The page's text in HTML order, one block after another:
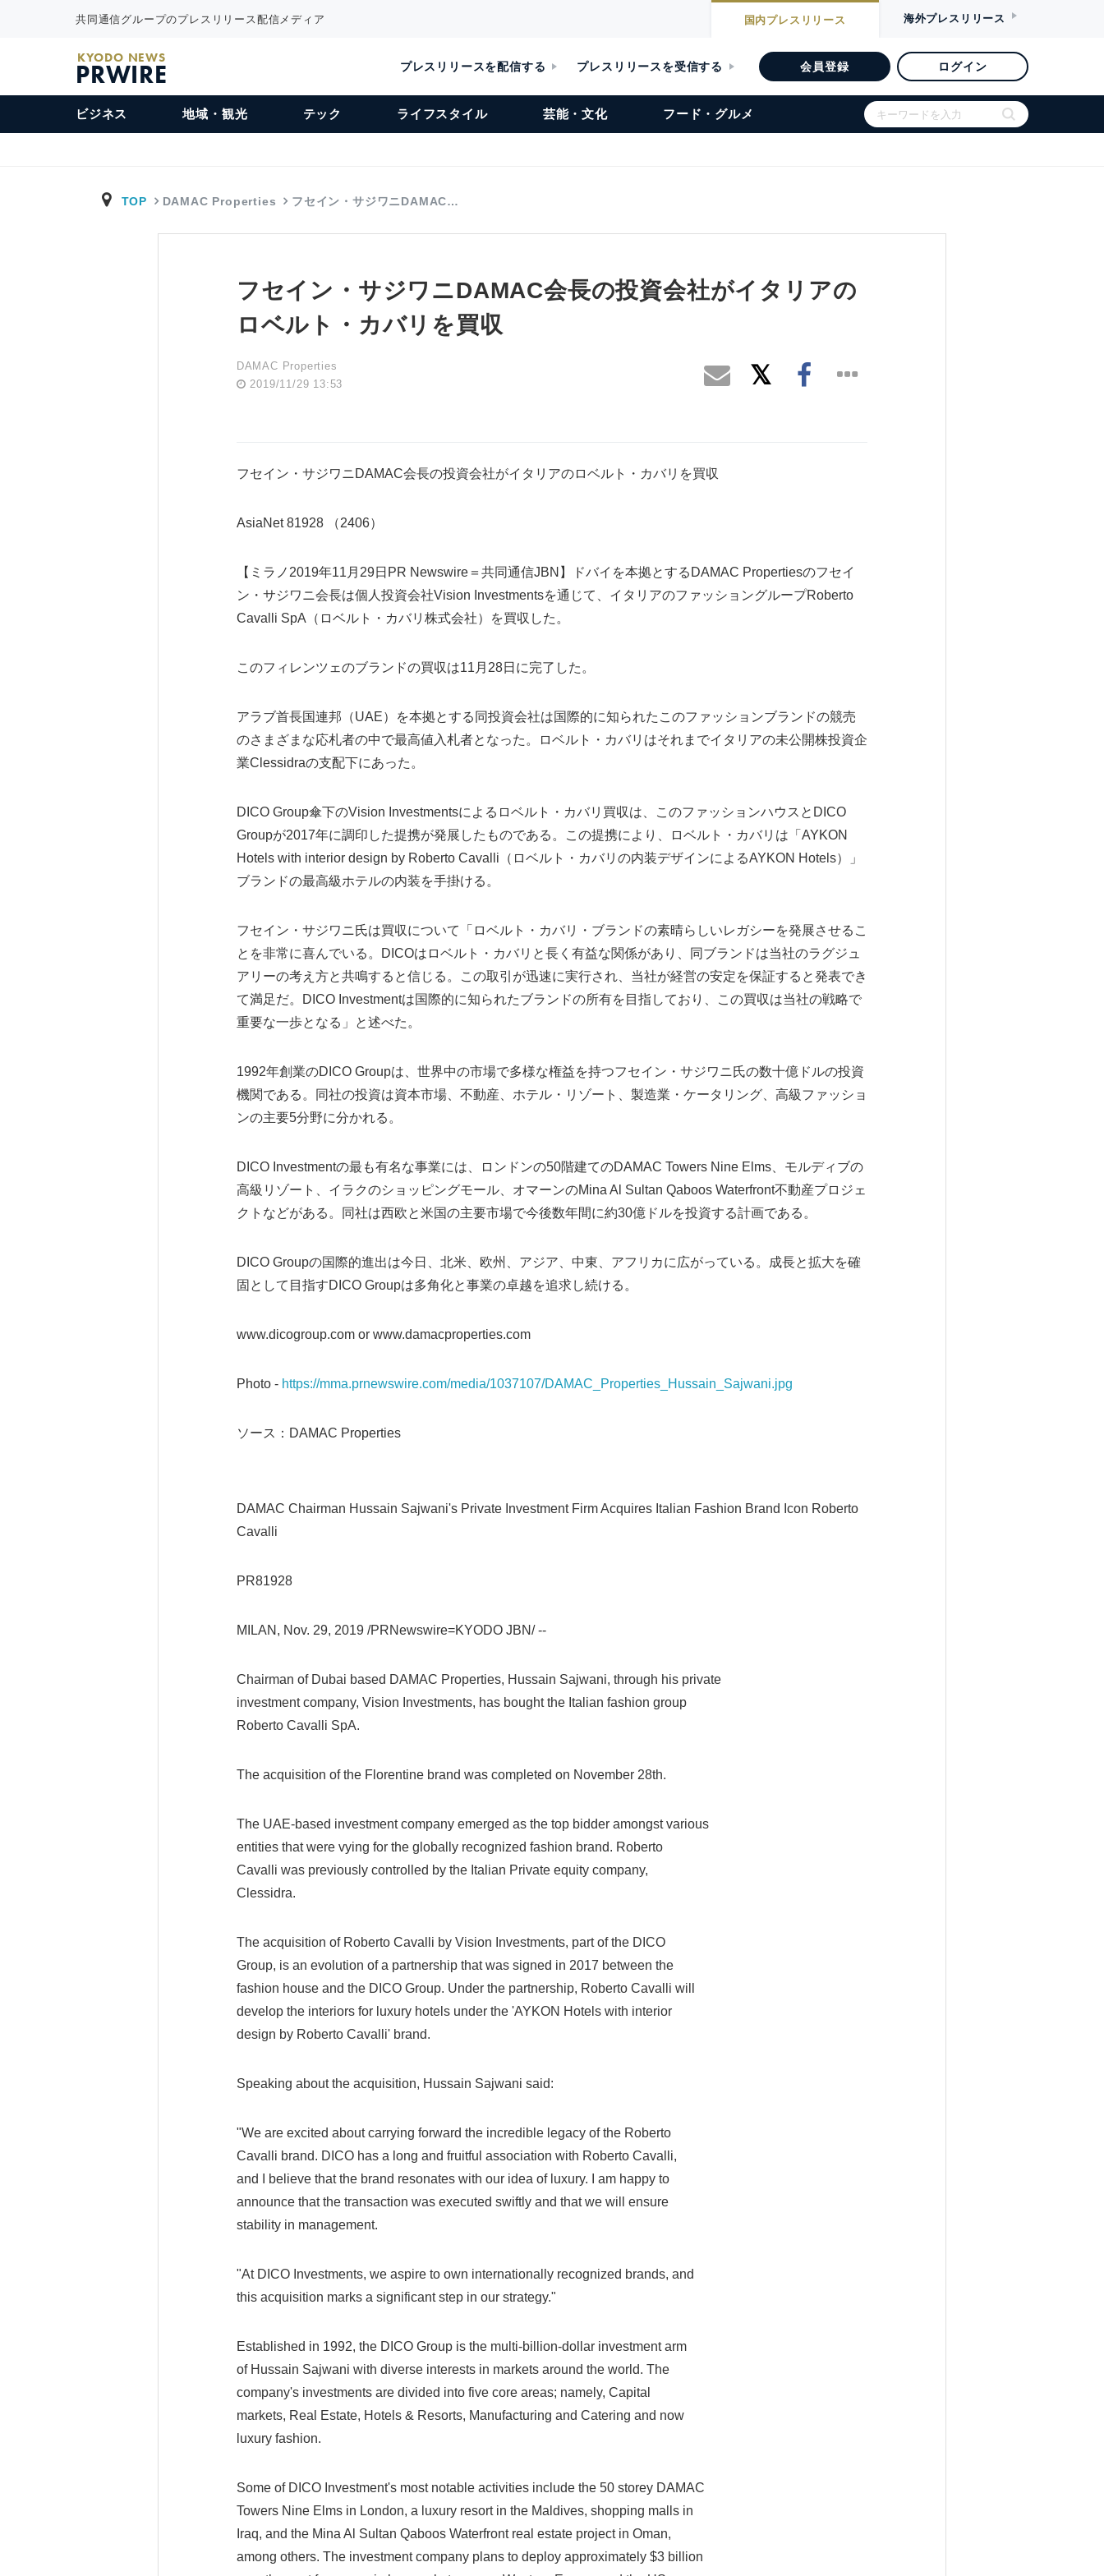
共同通信グループのプレスリリース配信メディア 国内プレスリリース 海外プレスリリース
KYODO NEWS
PRWIRE プレスリリースを配信する プレスリリースを受信する 会員登録 ログイン
ビジネス 地域・観光 テック ライフスタイル 芸能・文化 フード・グルメ
TOP DAMAC Properties フセイン・サジワニDAMAC…
フセイン・サジワニDAMAC会長の投資会社がイタリアの
ロベルト・カバリを買収
DAMAC Properties
2019/11/29 13:53
フセイン・サジワニDAMAC会長の投資会社がイタリアのロベルト・カバリを買収
AsiaNet 81928 （2406）
【ミラノ2019年11月29日PR Newswire＝共同通信JBN】ドバイを本拠とするDAMAC Propertiesのフセイ
ン・サジワニ会長は個人投資会社Vision Investmentsを通じて、イタリアのファッショングループRoberto
Cavalli SpA（ロベルト・カバリ株式会社）を買収した。
このフィレンツェのブランドの買収は11月28日に完了した。
アラブ首長国連邦（UAE）を本拠とする同投資会社は国際的に知られたこのファッションブランドの競売
のさまざまな応札者の中で最高値入札者となった。ロベルト・カバリはそれまでイタリアの未公開株投資企
業Clessidraの支配下にあった。
DICO Group傘下のVision Investmentsによるロベルト・カバリ買収は、このファッションハウスとDICO
Groupが2017年に調印した提携が発展したものである。この提携により、ロベルト・カバリは「AYKON
Hotels with interior design by Roberto Cavalli（ロベルト・カバリの内装デザインによるAYKON Hotels）」
ブランドの最高級ホテルの内装を手掛ける。
フセイン・サジワニ氏は買収について「ロベルト・カバリ・ブランドの素晴らしいレガシーを発展させるこ
とを非常に喜んでいる。DICOはロベルト・カバリと長く有益な関係があり、同ブランドは当社のラグジュ
アリーの考え方と共鳴すると信じる。この取引が迅速に実行され、当社が経営の安定を保証すると発表でき
て満足だ。DICO Investmentは国際的に知られたブランドの所有を目指しており、この買収は当社の戦略で
重要な一歩となる」と述べた。
1992年創業のDICO Groupは、世界中の市場で多様な権益を持つフセイン・サジワニ氏の数十億ドルの投資
機関である。同社の投資は資本市場、不動産、ホテル・リゾート、製造業・ケータリング、高級ファッショ
ンの主要5分野に分かれる。
DICO Investmentの最も有名な事業には、ロンドンの50階建てのDAMAC Towers Nine Elms、モルディブの
高級リゾート、イラクのショッピングモール、オマーンのMina Al Sultan Qaboos Waterfront不動産プロジェ
クトなどがある。同社は西欧と米国の主要市場で今後数年間に約30億ドルを投資する計画である。
DICO Groupの国際的進出は今日、北米、欧州、アジア、中東、アフリカに広がっている。成長と拡大を確
固として目指すDICO Groupは多角化と事業の卓越を追求し続ける。
www.dicogroup.com or www.damacproperties.com
Photo - https://mma.prnewswire.com/media/1037107/DAMAC_Properties_Hussain_Sajwani.jpg
ソース：DAMAC Properties
DAMAC Chairman Hussain Sajwani's Private Investment Firm Acquires Italian Fashion Brand Icon Roberto
Cavalli
PR81928
MILAN, Nov. 29, 2019 /PRNewswire=KYODO JBN/ --
Chairman of Dubai based DAMAC Properties, Hussain Sajwani, through his private
investment company, Vision Investments, has bought the Italian fashion group
Roberto Cavalli SpA.
The acquisition of the Florentine brand was completed on November 28th.
The UAE-based investment company emerged as the top bidder amongst various
entities that were vying for the globally recognized fashion brand. Roberto
Cavalli was previously controlled by the Italian Private equity company,
Clessidra.
The acquisition of Roberto Cavalli by Vision Investments, part of the DICO
Group, is an evolution of a partnership that was signed in 2017 between the
fashion house and the DICO Group. Under the partnership, Roberto Cavalli will
develop the interiors for luxury hotels under the 'AYKON Hotels with interior
design by Roberto Cavalli' brand.
Speaking about the acquisition, Hussain Sajwani said:
"We are excited about carrying forward the incredible legacy of the Roberto
Cavalli brand. DICO has a long and fruitful association with Roberto Cavalli,
and I believe that the brand resonates with our idea of luxury. I am happy to
announce that the transaction was executed swiftly and that we will ensure
stability in management.
"At DICO Investments, we aspire to own internationally recognized brands, and
this acquisition marks a significant step in our strategy."
Established in 1992, the DICO Group is the multi-billion-dollar investment arm
of Hussain Sajwani with diverse interests in markets around the world. The
company's investments are divided into five core areas; namely, Capital
markets, Real Estate, Hotels & Resorts, Manufacturing and Catering and now
luxury fashion.
Some of DICO Investment's most notable activities include the 50 storey DAMAC
Towers Nine Elms in London, a luxury resort in the Maldives, shopping malls in
Iraq, and the Mina Al Sultan Qaboos Waterfront real estate project in Oman,
among others. The investment company plans to deploy approximately $3 billion
Japanese
English